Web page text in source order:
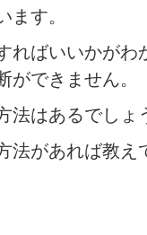
ます。
ればいいかが
ができません。
法はあるでしょ
法があれば教え